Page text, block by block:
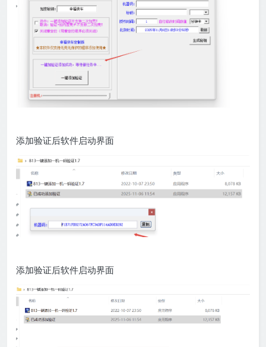
添加验证后软件启动界面
添加验证后软件启动界面